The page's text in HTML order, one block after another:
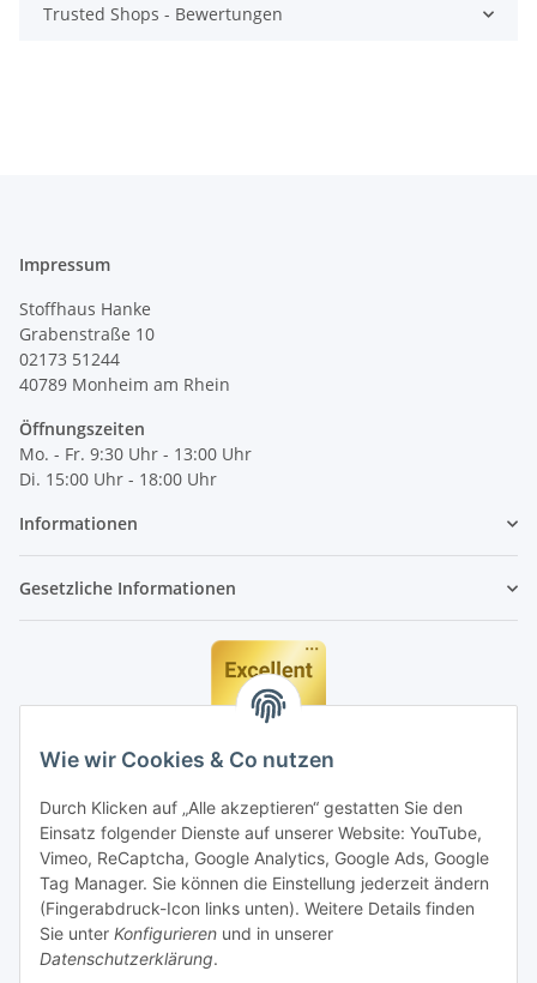
Wie wir Cookies & Co nutzen
Durch Klicken auf „Alle akzeptieren“ gestatten Sie den
Einsatz folgender Dienste auf unserer Website: YouTube,
Vimeo, ReCaptcha, Google Analytics, Google Ads, Google
Tag Manager. Sie können die Einstellung jederzeit ändern
(Fingerabdruck-Icon links unten). Weitere Details finden
Sie unter Konfigurieren und in unserer
Datenschutzerklärung.
Trusted Shops - Bewertungen
Impressum
Stoffhaus Hanke
Grabenstraße 10
02173 51244
40789 Monheim am Rhein
Öffnungszeiten
Mo. - Fr. 9:30 Uhr - 13:00 Uhr
Di. 15:00 Uhr - 18:00 Uhr
Informationen
Gesetzliche Informationen